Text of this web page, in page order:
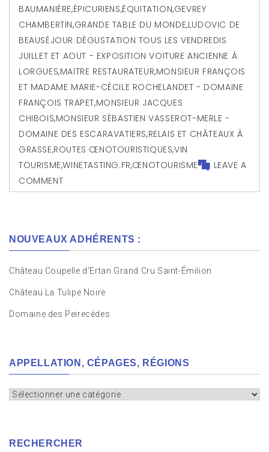
BAUMANIÈRE,ÉPICURIENS,ÉQUITATION,GEVREY
CHAMBERTIN,GRANDE TABLE DU MONDE,LUDOVIC DE
BEAUSÉJOUR DÉGUSTATION TOUS LES VENDREDIS
JUILLET ET AOUT - EXPOSITION VOITURE ANCIENNE À
LORGUES,MAITRE RESTAURATEUR,MONSIEUR FRANÇOIS
ET MADAME MARIE-CÉCILE ROCHELANDET - DOMAINE
FRANÇOIS TRAPET,MONSIEUR JACQUES
CHIBOIS,MONSIEUR SÉBASTIEN VASSEROT-MERLE -
DOMAINE DES ESCARAVATIERS,RELAIS ET CHÂTEAUX À
GRASSE,ROUTES ŒNOTOURISTIQUES,VIN
TOURISME,WINETASTING.FR,ŒNOTOURISME
LEAVE A
COMMENT
NOUVEAUX ADHÉRENTS :
Château Coupelle d’Ertan Grand Cru Saint-Émilion
Château La Tulipe Noire
Domaine des Peirecèdes
APPELLATION, CÉPAGES, RÉGIONS
Appellation,
RECHERCHER